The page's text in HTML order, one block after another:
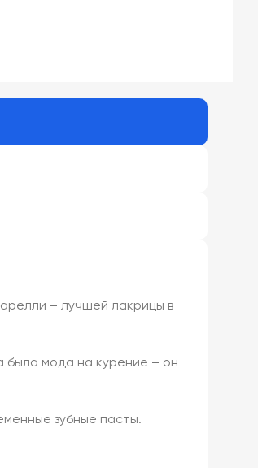
– лучшей лакрицы в
была мода на курение – он
зубные пасты.